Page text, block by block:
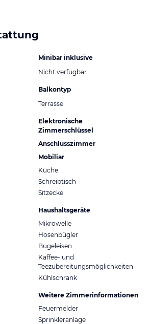
Minibar inklusive
Nicht verfügbar
Balkontyp
Terrasse
Elektronische
Zimmerschlüssel
Anschlusszimmer
Mobiliar
Küche
Schreibtisch
Sitzecke
Haushaltsgeräte
Mikrowelle
Hosenbügler
Bügeleisen
Kaffee- und
Teezubereitungsmöglichkeiten
Kühlschrank
Weitere Zimmerinformationen
Feuermelder
Sprinkleranlage